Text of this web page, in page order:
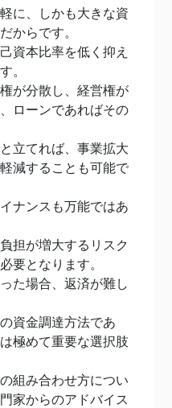
に、しかも大きな資
からです。
資本比率を低く抑え
。
が分散し、経営権が
ローンであればその
立てれば、事業拡大
減することも可能で
ナンスも万能ではあ
担が増大するリスク
要となります。
た場合、返済が難し
資金調達方法であ
極めて重要な選択肢
組み合わせ方につい
家からのアドバイス